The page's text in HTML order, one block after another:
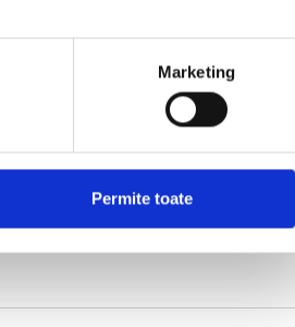
Marketing
Permite toate
3M + 7.98%